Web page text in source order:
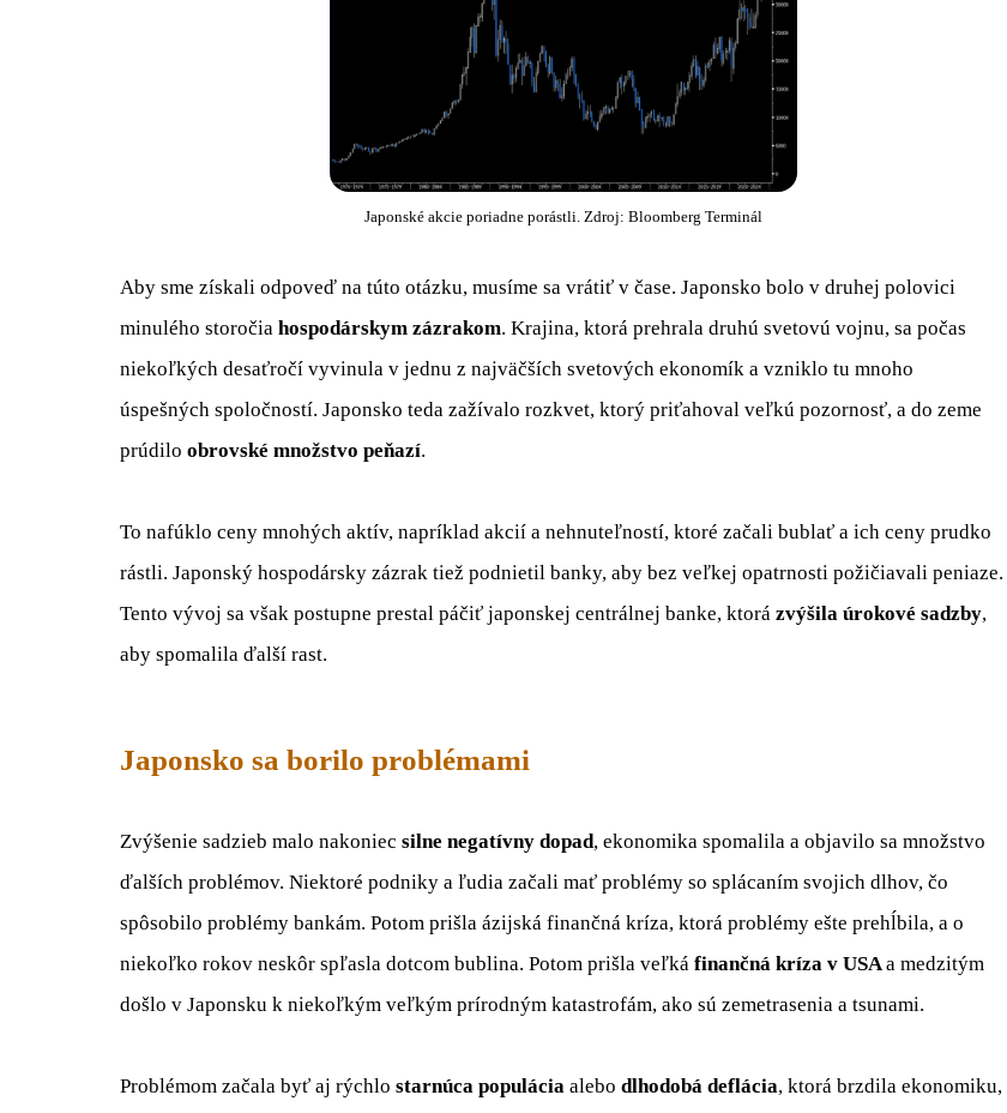
Japonské akcie poriadne porástli. Zdroj: Bloomberg Terminál
Aby sme získali odpoveď na túto otázku, musíme sa vrátiť v čase. Japonsko bolo v druhej polovici
minulého storočia hospodárskym zázrakom. Krajina, ktorá prehrala druhú svetovú vojnu, sa počas
niekoľkých desaťročí vyvinula v jednu z najväčších svetových ekonomík a vzniklo tu mnoho
úspešných spoločností. Japonsko teda zažívalo rozkvet, ktorý priťahoval veľkú pozornosť, a do zeme
prúdilo obrovské množstvo peňazí.
To nafúklo ceny mnohých aktív, napríklad akcií a nehnuteľností, ktoré začali bublať a ich ceny prudko
rástli. Japonský hospodársky zázrak tiež podnietil banky, aby bez veľkej opatrnosti požičiavali peniaze.
Tento vývoj sa však postupne prestal páčiť japonskej centrálnej banke, ktorá zvýšila úrokové sadzby,
aby spomalila ďalší rast.
Japonsko sa borilo problémami
Zvýšenie sadzieb malo nakoniec silne negatívny dopad, ekonomika spomalila a objavilo sa množstvo
ďalších problémov. Niektoré podniky a ľudia začali mať problémy so splácaním svojich dlhov, čo
spôsobilo problémy bankám. Potom prišla ázijská finančná kríza, ktorá problémy ešte prehĺbila, a o
niekoľko rokov neskôr spľasla dotcom bublina. Potom prišla veľká finančná kríza v USA a medzitým
došlo v Japonsku k niekoľkým veľkým prírodným katastrofám, ako sú zemetrasenia a tsunami.
Problémom začala byť aj rýchlo starnúca populácia alebo dlhodobá deflácia, ktorá brzdila ekonomiku,